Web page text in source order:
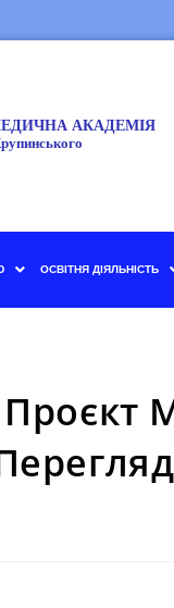
ОСВІТНЯ ДІЯЛЬНІСТЬ
Проєкт